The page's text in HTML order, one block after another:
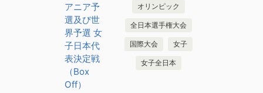
アニア予
選及び世
界予選 女
子日本代
表決定戦
（Box
Off）
オリンピック
全日本選手権大会
国際大会 女子
女子全日本